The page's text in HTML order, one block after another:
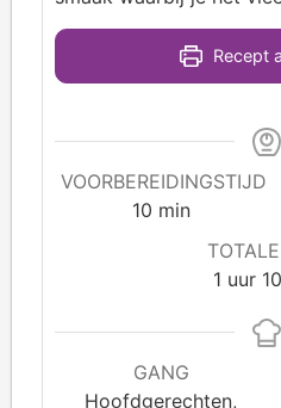
Recept
VOORBEREIDINGSTIJD
10 min
1 uur 10
GANG
Hoofdgerechten,